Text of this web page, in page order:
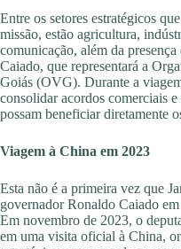
Entre os setores estratégicos
missão, estão agricultura,
comunicação, além da
Caiado, que representará a
Goiás (OVG). Durante a
consolidar acordos comerciais
possam beneficiar diretamente
Viagem à China em 2023
Esta não é a primeira vez que
governador Ronaldo Caiado
Em novembro de 2023, o
em uma visita oficial à China,